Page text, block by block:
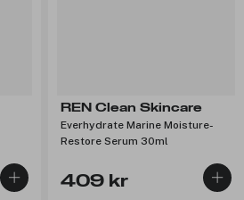
REN Clean Skincare
Everhydrate Marine Moisture-
Restore Serum 30ml
409 kr